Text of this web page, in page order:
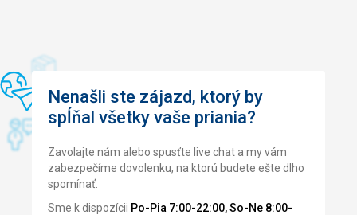
Nenašli ste zájazd, ktorý by
spĺňal všetky vaše priania?
Zavolajte nám alebo spusťte live chat a my vám
zabezpečíme dovolenku, na ktorú budete ešte dlho
spomínať.
Sme k dispozícii Po-Pia 7:00-22:00, So-Ne 8:00-